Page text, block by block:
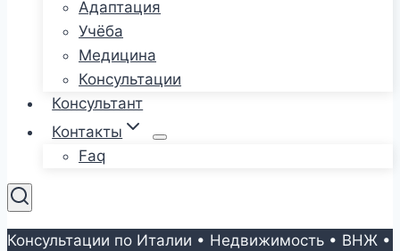
Адаптация
Учёба
Медицина
Консультации
Консультант
Контакты
Faq
Консультации по Италии • Недвижимость • ВНЖ •